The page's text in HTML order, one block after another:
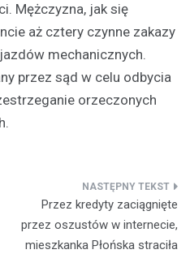
Mężczyzna, jak się
aż cztery czynne zakazy
mechanicznych.
przez sąd w celu odbycia
orzeczonych
Przez kredyty zaciągnięte
przez oszustów w internecie,
mieszkanka Płońska straciła